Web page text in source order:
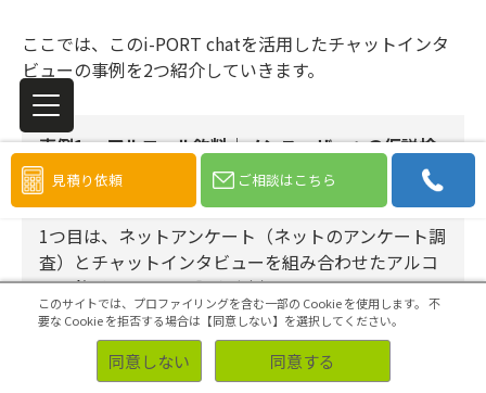
ここでは、このi-PORT chatを活用したチャットインタ
ビューの事例を2つ紹介していきます。
事例1. アルコール飲料｜ノンユーザーへの仮説検
証
1つ目は、ネットアンケート（ネットのアンケート調
査）とチャットインタビューを組み合わせたアルコ
ール飲料についての調査事例です。
調査の概要は下表になります。
調査手 ネットアンケート+チャットインタビュ
見積り依頼 ご相談はこちら
このサイトでは、プロファイリングを含む一部の Cookie を使用します。 不
要な Cookie を拒否する場合は【同意しない】を選択してください。
同意しない 同意する